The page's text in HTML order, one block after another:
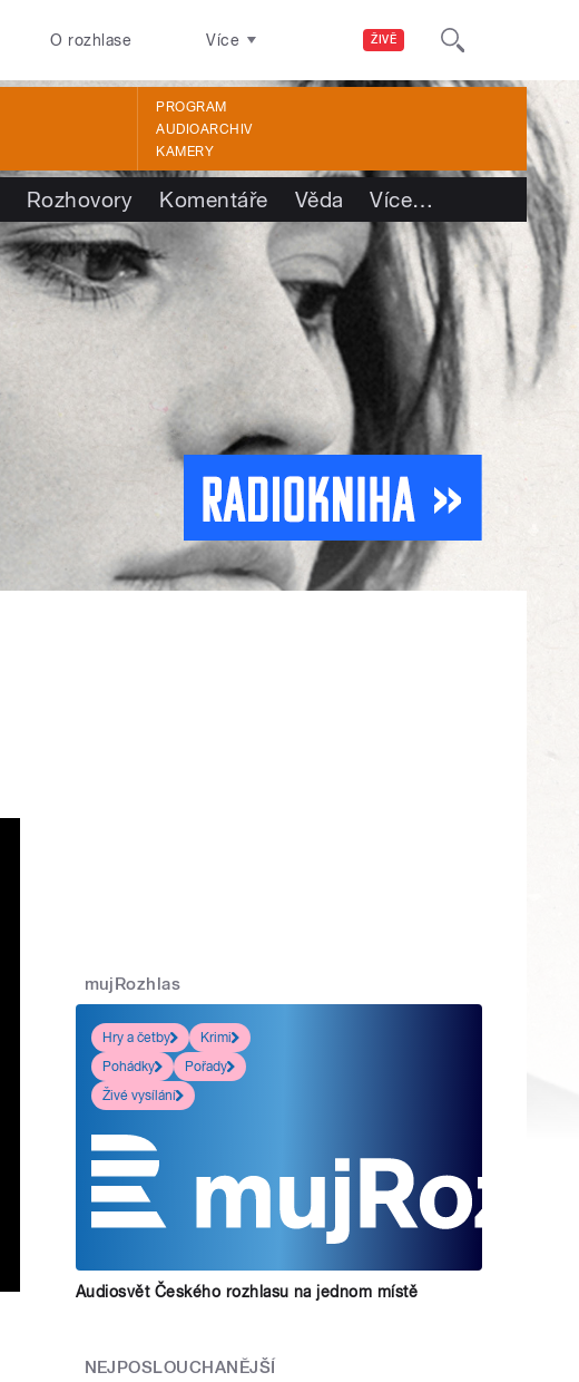
ŽIVĚ
O rozhlase Více
PROGRAM
AUDIOARCHIV
KAMERY
Rozhovory Komentáře Věda Více…
mujRozhlas
Hry a četby
Krimi
Pohádky
Pořady
Živé vysílání
Audiosvět Českého rozhlasu na jednom místě
NEJPOSLOUCHANĚJŠÍ